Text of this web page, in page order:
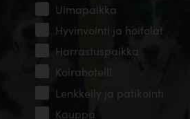
Uimapaikka
Hyvinvointi ja hoitolat
Harrastuspaikka
Koirahotelli
Lenkkeily ja patikointi
Kauppa